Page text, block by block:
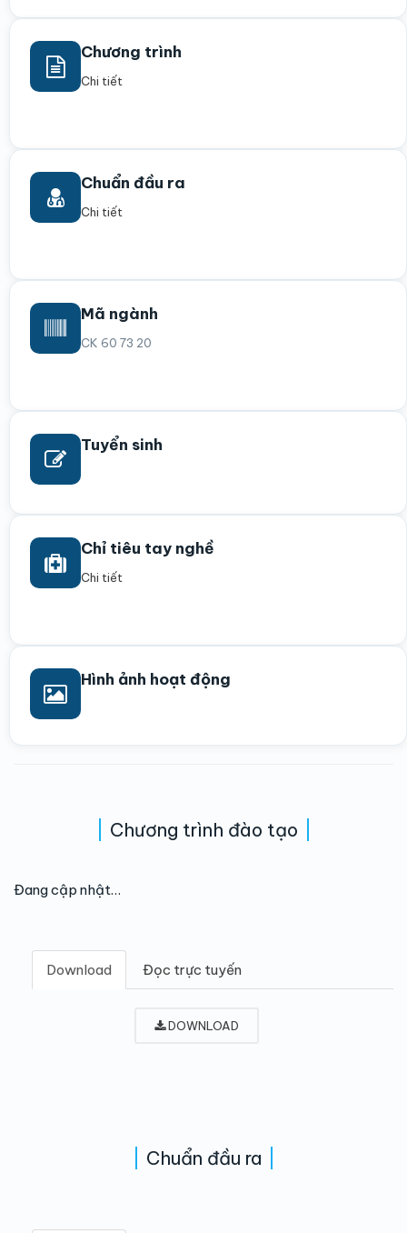
Chương trình
Chi tiết
Chuẩn đầu ra
Chi tiết
Mã ngành
CK 60 73 20
Tuyển sinh
Chỉ tiêu tay nghề
Chi tiết
Hình ảnh hoạt động
Chương trình đào tạo
Đang cập nhật…
Download Đọc trực tuyến
DOWNLOAD
Chuẩn đầu ra